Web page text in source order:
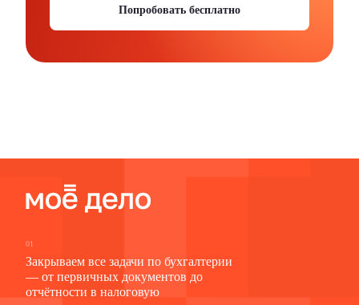
Попробовать бесплатно
01
Закрываем все задачи по бухгалтерии
— от первичных документов до
отчётности в налоговую